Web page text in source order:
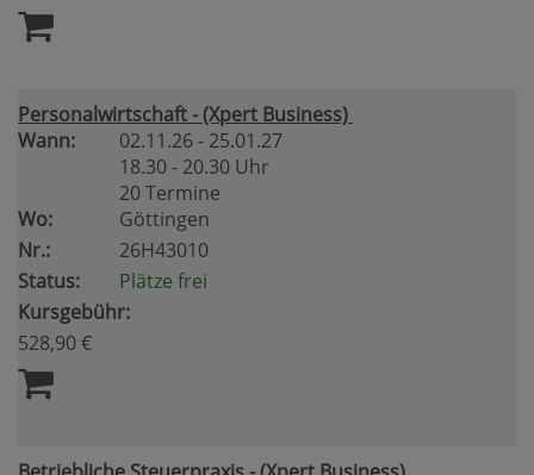
Personalwirtschaft - (Xpert Business)
Wann:
02.11.26 - 25.01.27
18.30 - 20.30 Uhr
20 Termine
Wo:
Göttingen
Nr.:
26H43010
Status:
Plätze frei
Kursgebühr:
528,90 €